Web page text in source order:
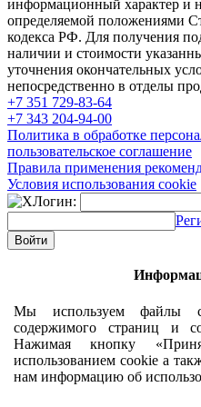
информационный характер и
определяемой положениями
кодекса РФ. Для получения
наличии и стоимости
уточнения окончательных
непосредственно в отделы
+7 351 729-83-64
+7 343 204-94-00
Политика в обработке
пользовательское соглашение
Правила применения
Условия использования cookie
Логин:
Мы используем файлы
содержимого страниц и
Нажимая кнопку
использованием cookie а
нам информацию об